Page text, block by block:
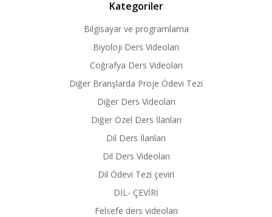
Kategoriler
Bilgisayar ve programlama
Biyoloji Ders Videoları
Coğrafya Ders Videoları
Diğer Branşlarda Proje Ödevi Tezi
Diğer Ders Videoları
Diğer Özel Ders İlanları
Dil Ders İlanları
Dil Ders Videoları
Dil Ödevi Tezi çeviri
DİL- ÇEVİRİ
Felsefe ders videoları